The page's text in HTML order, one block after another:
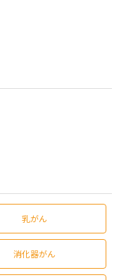
乳がん
消化器がん